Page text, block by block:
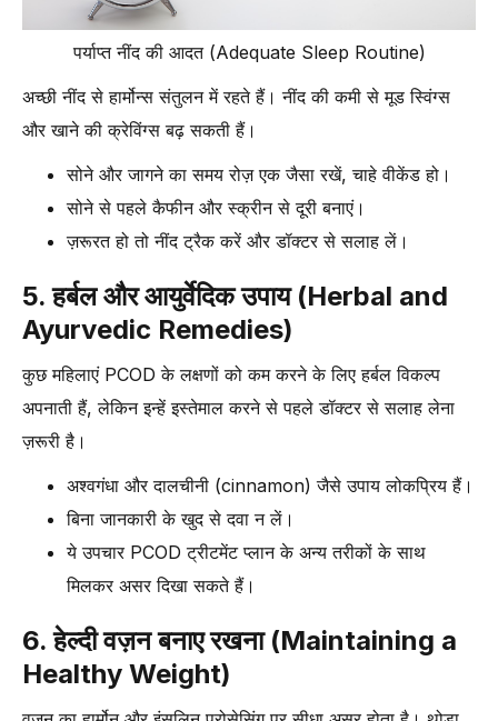
पर्याप्त नींद की आदत (Adequate Sleep Routine)
अच्छी नींद से हार्मोन्स संतुलन में रहते हैं। नींद की कमी से मूड स्विंग्स
और खाने की क्रेविंग्स बढ़ सकती हैं।
सोने और जागने का समय रोज़ एक जैसा रखें, चाहे वीकेंड हो।
सोने से पहले कैफीन और स्क्रीन से दूरी बनाएं।
ज़रूरत हो तो नींद ट्रैक करें और डॉक्टर से सलाह लें।
5. हर्बल और आयुर्वेदिक उपाय (Herbal and
Ayurvedic Remedies)
कुछ महिलाएं PCOD के लक्षणों को कम करने के लिए हर्बल विकल्प
अपनाती हैं, लेकिन इन्हें इस्तेमाल करने से पहले डॉक्टर से सलाह लेना
ज़रूरी है।
अश्वगंधा और दालचीनी (cinnamon) जैसे उपाय लोकप्रिय हैं।
बिना जानकारी के खुद से दवा न लें।
ये उपचार PCOD ट्रीटमेंट प्लान के अन्य तरीकों के साथ
मिलकर असर दिखा सकते हैं।
6. हेल्दी वज़न बनाए रखना (Maintaining a
Healthy Weight)